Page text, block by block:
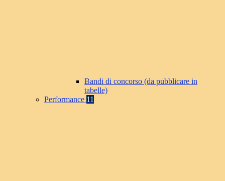
Bandi di concorso (da pubblicare in
tabelle)
Performance 11